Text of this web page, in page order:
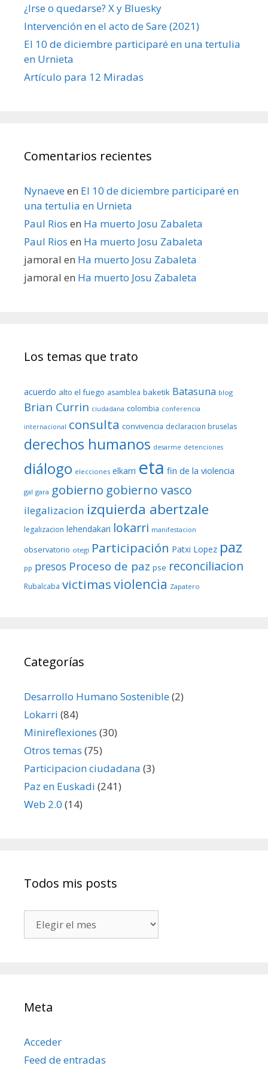
¿Irse o quedarse? X y Bluesky
Intervención en el acto de Sare (2021)
El 10 de diciembre participaré en una tertulia
en Urnieta
Artículo para 12 Miradas
Comentarios recientes
Nynaeveen El 10 de diciembre participaré en
una tertulia en Urnieta
Paul Rios en Ha muerto Josu Zabaleta
Paul Rios en Ha muerto Josu Zabaleta
jamoral en Ha muerto Josu Zabaleta
jamoral en Ha muerto Josu Zabaleta
Los temas que trato
acuerdo alto el fuego asamblea baketik Batasuna blog
Brian Currin ciudadana colombia conferencia
internacional consulta convivencia declaracion bruselas
derechos humanos desarme detenciones
diálogo elecciones elkarri eta fin de la violencia
gal gara gobierno gobierno vasco
ilegalizacion izquierda abertzale
legalizacion lehendakari lokarri manifestacion
observatorio otegi Participación Patxi Lopez paz
pp presos Proceso de paz pse reconciliacion
Rubalcaba victimasviolencia Zapatero
Categorías
Desarrollo Humano Sostenible(2)
Lokarri (84)
Minireflexiones (30)
Otros temas (75)
Participacion ciudadana (3)
Paz en Euskadi (241)
Web 2.0 (14)
Todos mis posts
mis
Meta
Acceder
Feed de entradas